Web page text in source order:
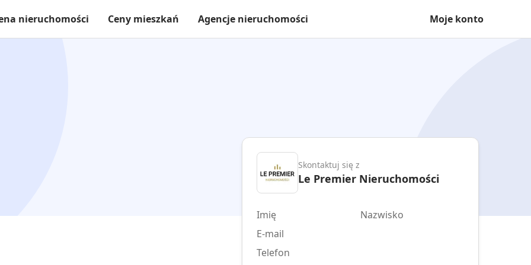
nieruchomości Ceny mieszkań Agencje nieruchomości Moje konto
Skontaktuj się z
Le Premier Nieruchomości